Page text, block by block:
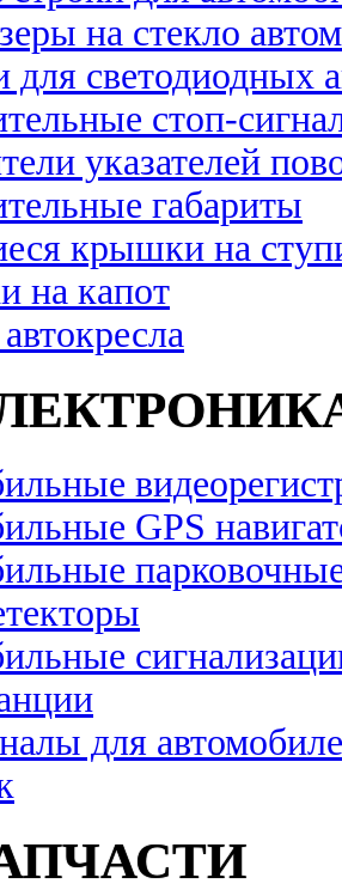
на стекло
светодиодных
стоп-
указателей
габариты
крышки на
на капот
GPS
для